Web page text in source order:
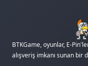
BTKGame, oyunlar, E-
alışveriş imkanı sunan bir